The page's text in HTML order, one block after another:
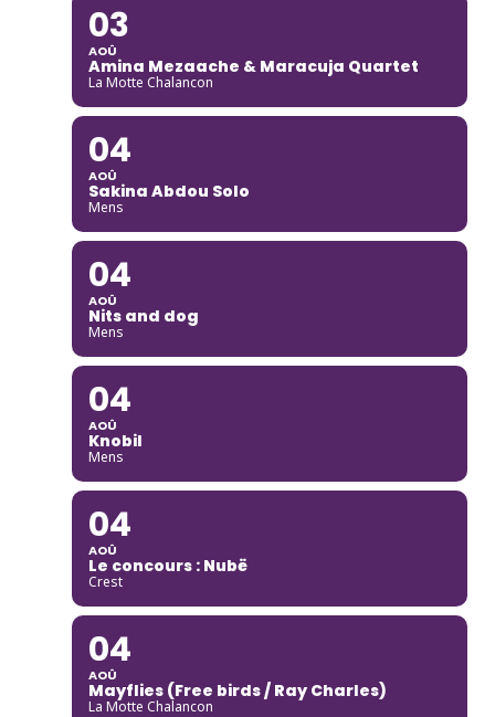
03
AOÛ
Amina Mezaache & Maracuja Quartet
La Motte Chalancon
04
AOÛ
Sakina Abdou Solo
Mens
04
AOÛ
Nits and dog
Mens
04
AOÛ
Knobil
Mens
04
AOÛ
Le concours : Nubë
Crest
04
AOÛ
Mayflies (Free birds / Ray Charles)
La Motte Chalancon